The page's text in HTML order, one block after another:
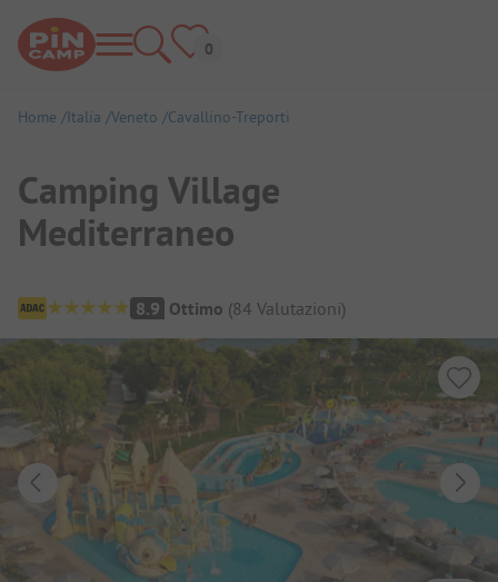
Home Italia Veneto Cavallino-Treporti
Camping Village
Mediterraneo
Panoramica del campeggio
8.9 Ottimo (84 Valutazioni)